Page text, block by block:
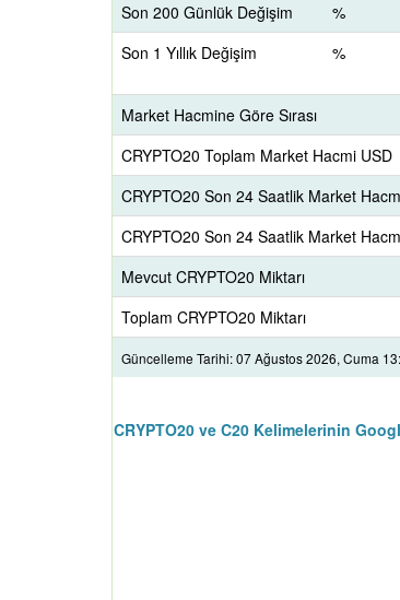
Son 200 Günlük Değişim
%
Son 1 Yıllık Değişim
%
Market Hacmine Göre Sırası
CRYPTO20 Toplam Market Hacmi USD
CRYPTO20 Son 24 Saatlik Market
CRYPTO20 Son 24 Saatlik Market
Mevcut CRYPTO20 Miktarı
Toplam CRYPTO20 Miktarı
Güncelleme Tarihi: 07 Ağustos 2026, Cuma
CRYPTO20 ve C20 Kelimelerinin